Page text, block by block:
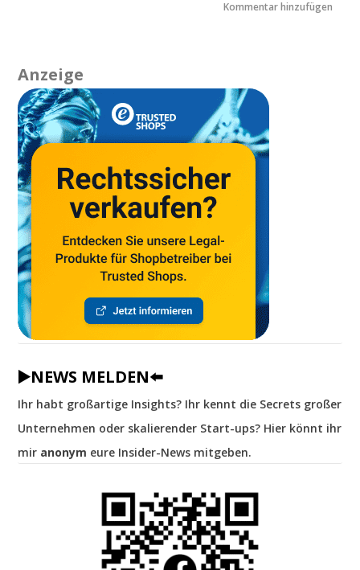
Anzeige
▶️NEWS MELDEN⬅️
Ihr habt großartige Insights? Ihr kennt die Secrets großer
Unternehmen oder skalierender Start-ups? Hier könnt ihr
mir anonym eure Insider-News mitgeben.